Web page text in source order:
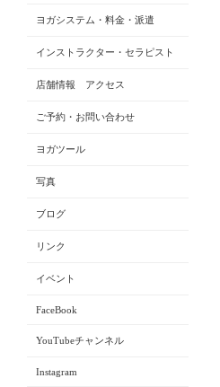
ヨガシステム・料金・派遣
インストラクター・セラピスト
店舗情報 アクセス
ご予約・お問い合わせ
ヨガツール
写真
ブログ
リンク
イベント
FaceBook
YouTubeチャンネル
Instagram